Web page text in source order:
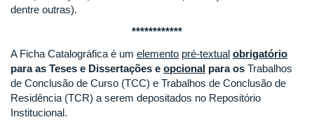
dentre outras).
************
A Ficha Catalográfica é um elemento pré-textual obrigatório
para as Teses e Dissertações e opcional para os Trabalhos
de Conclusão de Curso (TCC) e Trabalhos de Conclusão de
Residência (TCR) a serem depositados no Repositório
Institucional.